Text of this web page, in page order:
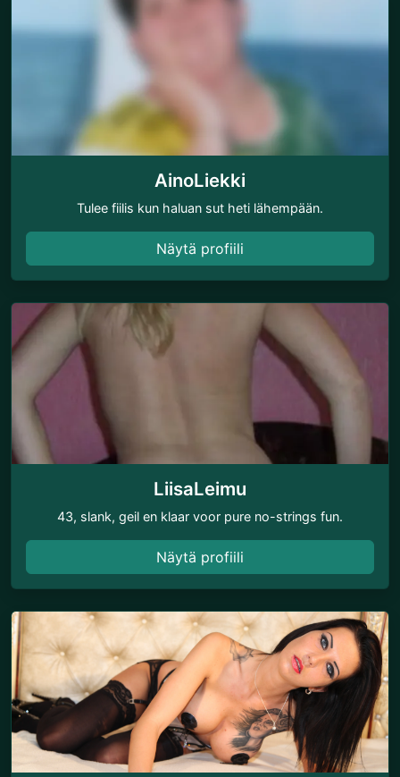
AinoLiekki
Tulee fiilis kun haluan sut heti lähempään.
Näytä profiili
LiisaLeimu
43, slank, geil en klaar voor pure no-strings fun.
Näytä profiili